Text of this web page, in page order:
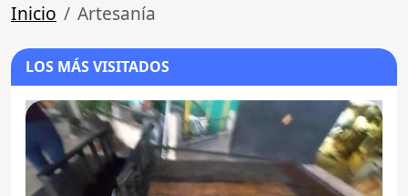
Inicio Artesanía
LOS MÁS VISITADOS